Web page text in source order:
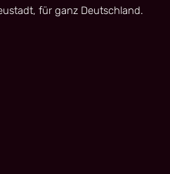
für ganz Deutschland.